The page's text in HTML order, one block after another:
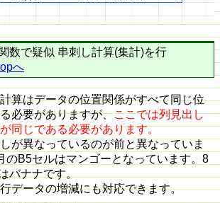
数で疑似 串刺し計算(集計)を行
へ
算はデータの位置関係がすべて同じ位
必要がありますが、ここでは列見出し
同じである必要があります。
が異なっているのが前と異なっていま
のB5セルはマンゴーとなっています。8
バナナです。
データの増減にも対応できます。